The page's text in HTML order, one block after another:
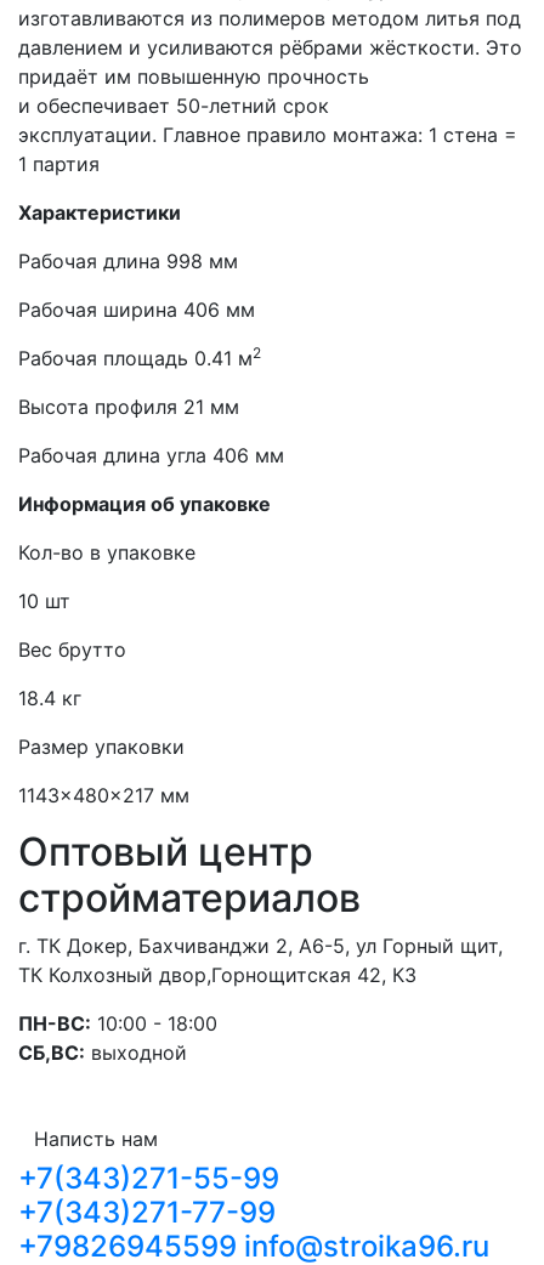
изготавливаются из полимеров методом литья под
давлением и усиливаются рёбрами жёсткости. Это
придаёт им повышенную прочность
и обеспечивает 50-летний срок
эксплуатации. Главное правило монтажа: 1 стена =
1 партия
Характеристики
Рабочая длина 998 мм
Рабочая ширина 406 мм
Рабочая площадь 0.41 м2
Высота профиля 21 мм
Рабочая длина угла 406 мм
Информация об упаковке
Кол-во в упаковке
10 шт
Вес брутто
18.4 кг
Размер упаковки
1143x480x217 мм
Оптовый центр
стройматериалов
г. ТК Докер, Бахчиванджи 2, А6-5, ул Горный щит,
ТК Колхозный двор,Горнощитская 42, К3
ПН-ВС: 10:00 - 18:00
СБ,ВС: выходной
Написть нам
+7(343)271-55-99
+7(343)271-77-99
+79826945599 info@stroika96.ru